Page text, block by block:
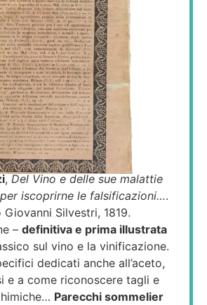
,Del Vino e delle sue malattie
iscoprirne le falsificazioni….
Giovanni Silvestri, 1819.
– definitiva e prima illustrata
sul vino e la vinificazione.
dedicati anche all’aceto,
e a come riconoscere tagli e
Parecchi sommelier